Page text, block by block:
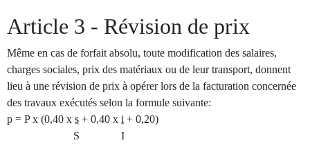
Article 3 - Révision de prix
Même en cas de forfait absolu, toute modification des salaires,
charges sociales, prix des matériaux ou de leur transport, donnent
lieu à une révision de prix à opérer lors de la facturation concernée
des travaux exécutés selon la formule suivante:
p = P x (0,40 x s + 0,40 x i + 0,20)
S I